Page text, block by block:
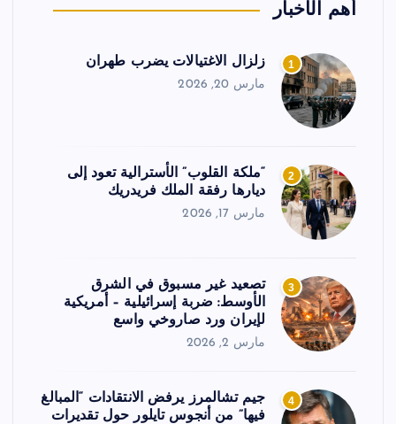
أهم الأخبار
1 زلزال الاغتيالات يضرب طهران
مارس 20, 2026
2
“ملكة القلوب” الأسترالية تعود إلى
ديارها رفقة الملك فريدريك
مارس 17, 2026
3
تصعيد غير مسبوق في الشرق
الأوسط: ضربة إسرائيلية – أمريكية
لإيران ورد صاروخي واسع
مارس 2, 2026
4
جيم تشالمرز يرفض الانتقادات “المبالغ
فيها” من أنجوس تايلور حول تقديرات